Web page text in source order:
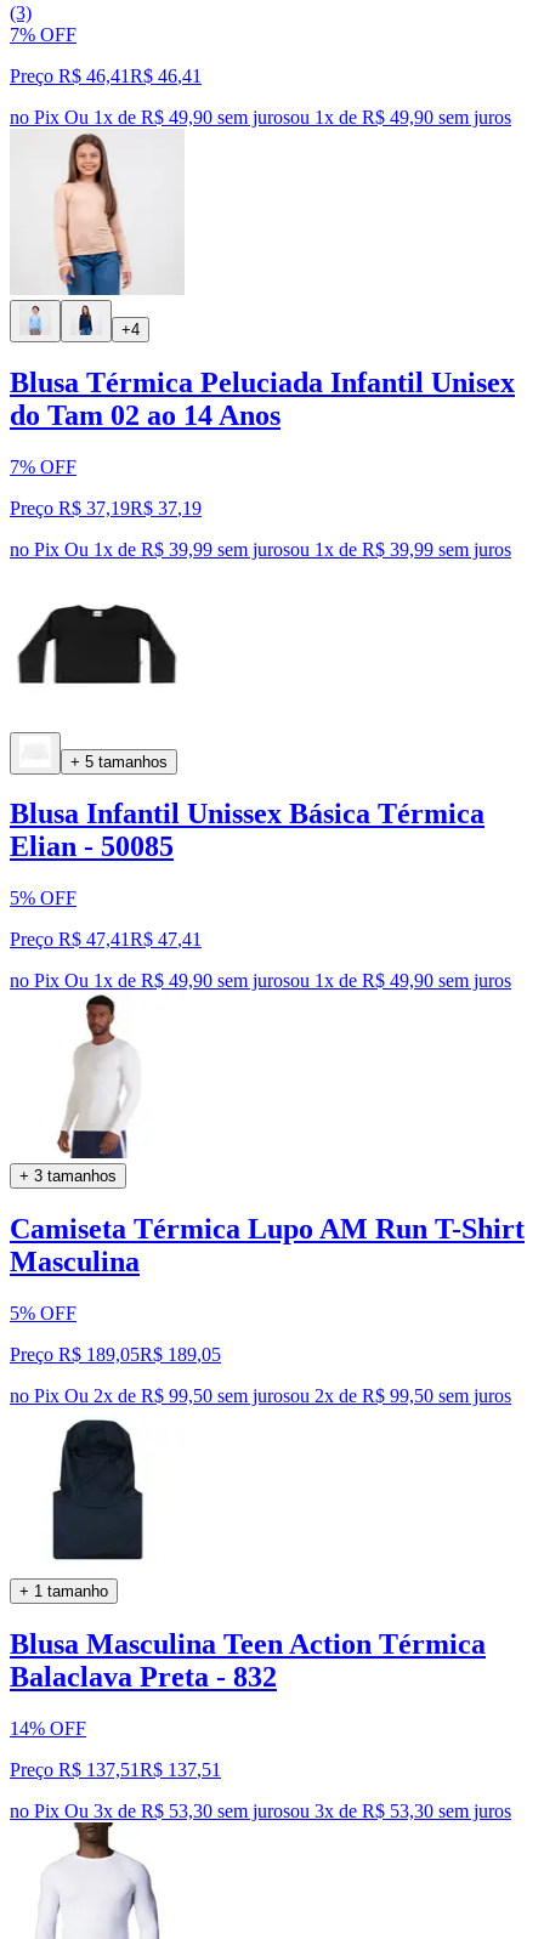
(3)
7% OFF
Preço R$ 46,41R$ 46,41
no Pix Ou 1x de R$ 49,90 sem jurosou 1x de R$ 49,90 sem juros
+4
Blusa Térmica Peluciada Infantil Unisex
do Tam 02 ao 14 Anos
7% OFF
Preço R$ 37,19R$ 37,19
no Pix Ou 1x de R$ 39,99 sem jurosou 1x de R$ 39,99 sem juros
+ 5 tamanhos
Blusa Infantil Unissex Básica Térmica
Elian - 50085
5% OFF
Preço R$ 47,41R$ 47,41
no Pix Ou 1x de R$ 49,90 sem jurosou 1x de R$ 49,90 sem juros
+ 3 tamanhos
Camiseta Térmica Lupo AM Run T-Shirt
Masculina
5% OFF
Preço R$ 189,05R$ 189,05
no Pix Ou 2x de R$ 99,50 sem jurosou 2x de R$ 99,50 sem juros
+ 1 tamanho
Blusa Masculina Teen Action Térmica
Balaclava Preta - 832
14% OFF
Preço R$ 137,51R$ 137,51
no Pix Ou 3x de R$ 53,30 sem jurosou 3x de R$ 53,30 sem juros